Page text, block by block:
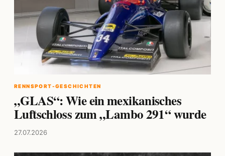
RENNSPORT-GESCHICHTEN
„GLAS“: Wie ein mexikanisches
Luftschloss zum „Lambo 291“ wurde
27.07.2026